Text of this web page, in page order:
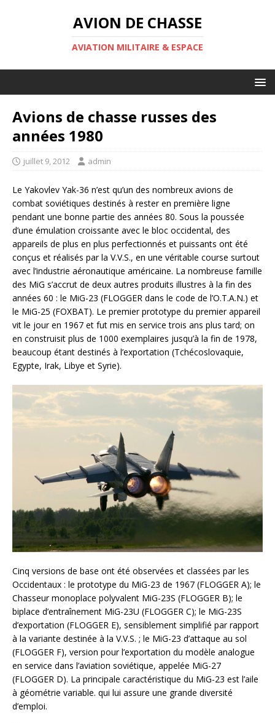
AVION DE CHASSE
AVIATION MILITAIRE & ESPACE
Avions de chasse russes des
années 1980
juillet 9, 2012 admin
Le Yakovlev Yak-36 n’est qu’un des nombreux avions de
combat soviétiques destinés à rester en première ligne
pendant une bonne partie des années 80. Sous la poussée
d’une émulation croissante avec le bloc occidental, des
appareils de plus en plus perfectionnés et puissants ont été
conçus et réalisés par la V.V.S., en une véritable course surtout
avec l’industrie aéronautique américaine. La nombreuse famille
des MiG s’accrut de deux autres produits illustres à la fin des
années 60 : le MiG-23 (FLOGGER dans le code de l’O.T.A.N.) et
le MiG-25 (FOXBAT). Le premier prototype du premier appareil
vit le jour en 1967 et fut mis en service trois ans plus tard; on
en construisit plus de 1000 exemplaires jusqu’à la fin de 1978,
beaucoup étant destinés à l’exportation (Tchécoslovaquie,
Egypte, Irak, Libye et Syrie).
Cinq versions de base ont été observées et classées par les
Occidentaux : le prototype du MiG-23 de 1967 (FLOGGER A); le
Chasseur monoplace polyvalent MiG-23S (FLOGGER B); le
biplace d’entraînement MiG-23U (FLOGGER C); le MiG-23S
d’exportation (FLOGGER E), sensiblement simplifié par rapport
à la variante destinée à la V.V.S. ; le MiG-23 d’attaque au sol
(FLOGGER F), version pour l’exportation du modèle analogue
en service dans l’aviation soviétique, appelée MiG-27
(FLOGGER D). La principale caractéristique du MiG-23 est l’aile
à géométrie variable. qui lui assure une grande diversité
d’emploi.